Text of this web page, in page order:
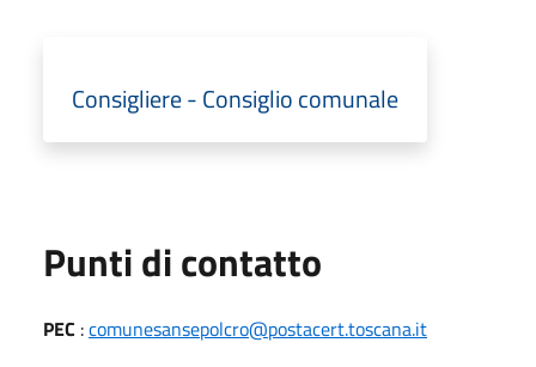
Consigliere - Consiglio comunale
Punti di contatto
PEC :comunesansepolcro@postacert.toscana.it